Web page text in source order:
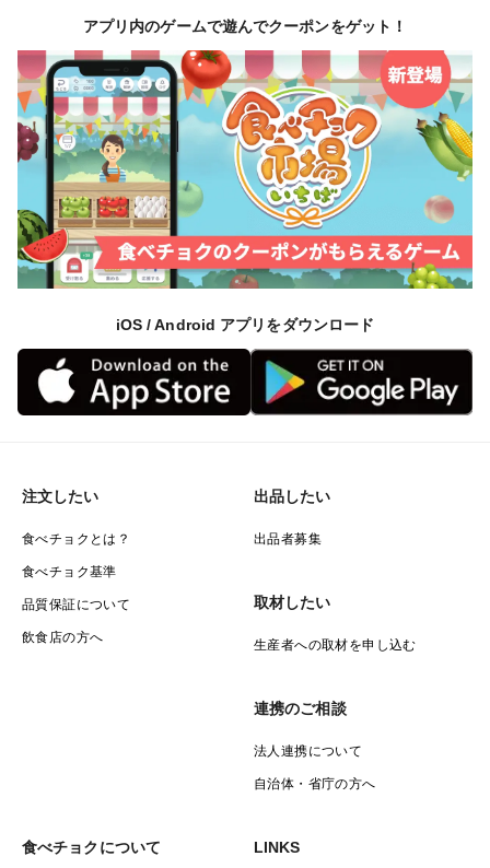
アプリ内のゲームで遊んでクーポンをゲット！
iOS / Android アプリをダウンロード
注文したい
食べチョクとは？
食べチョク基準
品質保証について
飲食店の方へ
出品したい
出品者募集
取材したい
生産者への取材を申し込む
連携のご相談
法人連携について
自治体・省庁の方へ
食べチョクについて LINKS